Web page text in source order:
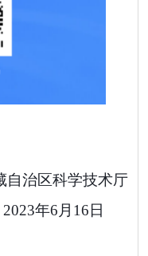
自治区科学技术厅
2023年6 月 16日